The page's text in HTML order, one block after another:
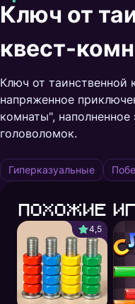
Ключ от
квест-
Ключ от
напряженное
комнаты",
головоломок.
Гиперказуальные
Похожие
4,5